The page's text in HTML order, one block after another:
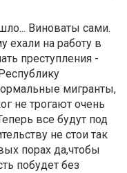
Виноваты сами.
ехали на работу в
преступления -
мигранты,
не трогают очень
все будут под
не стои так
порах да,чтобы
побудет без